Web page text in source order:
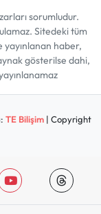
sorumludur.
Sitedeki tüm
yayınlanan haber,
gösterilse dahi,
TE Bilişim| Copyright